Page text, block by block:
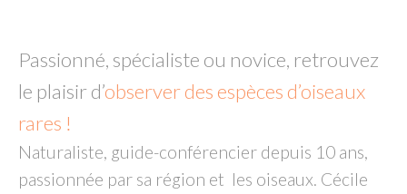
Passionné, spécialiste ou novice, retrouvez
le plaisir d’observer des espèces d’oiseaux
rares !
Naturaliste, guide-conférencier depuis 10 ans,
passionnée par sa région et les oiseaux. Cécile